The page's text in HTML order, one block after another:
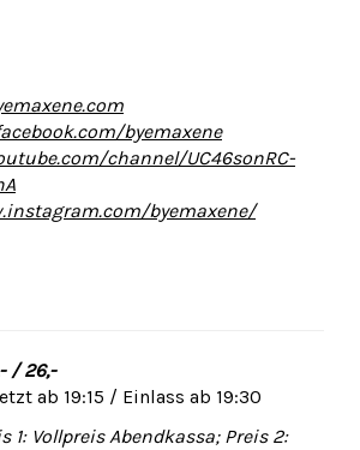
byemaxene
channel/UC46sonRC-
byemaxene/
/ 26,-
ab 19:15 / Einlass ab 19:30
1: Vollpreis Abendkassa; Preis 2: